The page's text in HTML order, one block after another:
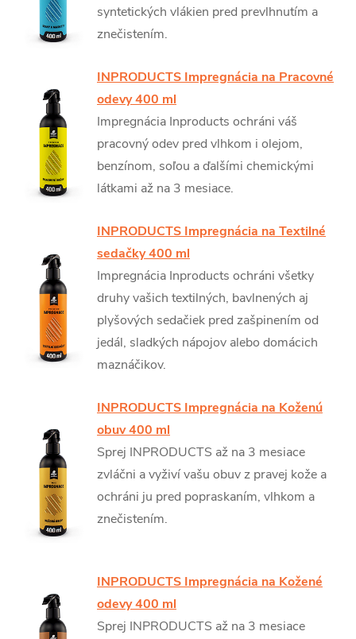
syntetických vlákien pred prevlhnutím a
znečistením.
INPRODUCTS Impregnácia na Pracovné
odevy 400 ml
Impregnácia Inproducts ochráni váš
pracovný odev pred vlhkom i olejom,
benzínom, soľou a ďalšími chemickými
látkami až na 3 mesiace.
INPRODUCTS Impregnácia na Textilné
sedačky 400 ml
Impregnácia Inproducts ochráni všetky
druhy vašich textilných, bavlnených aj
plyšových sedačiek pred zašpinením od
jedál, sladkých nápojov alebo domácich
maznáčikov.
INPRODUCTS Impregnácia na Koženú
obuv 400 ml
Sprej INPRODUCTS až na 3 mesiace
zvláčni a vyživí vašu obuv z pravej kože a
ochráni ju pred popraskaním, vlhkom a
znečistením.
INPRODUCTS Impregnácia na Kožené
odevy 400 ml
Sprej INPRODUCTS až na 3 mesiace